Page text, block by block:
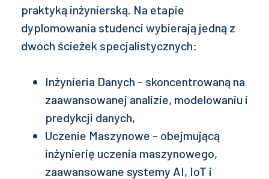
praktyką inżynierską. Na etapie
dyplomowania studenci wybierają jedną z
dwóch ścieżek specjalistycznych:
Inżynieria Danych - skoncentrowaną na
zaawansowanej analizie, modelowaniu i
predykcji danych,
Uczenie Maszynowe - obejmującą
inżynierię uczenia maszynowego,
zaawansowane systemy AI, IoT i